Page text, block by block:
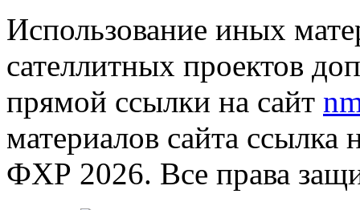
Использование иных
сателлитных проектов
прямой ссылки на сайт
материалов сайта ссылка
ФХР 2026. Все права